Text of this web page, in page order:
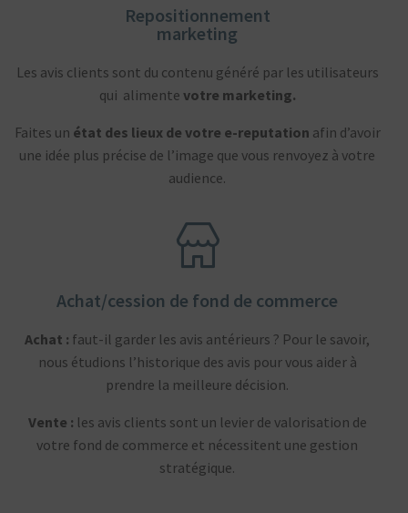
Repositionnement
marketing
Les avis clients sont du contenu généré par les utilisateurs
qui alimente votre marketing.
Faites un état des lieux de votre e-reputation afin d’avoir
une idée plus précise de l’image que vous renvoyez à votre
audience.
Achat/cession de fond de commerce
Achat : faut-il garder les avis antérieurs ? Pour le savoir,
nous étudions l’historique des avis pour vous aider à
prendre la meilleure décision.
Vente : les avis clients sont un levier de valorisation de
votre fond de commerce et nécessitent une gestion
stratégique.